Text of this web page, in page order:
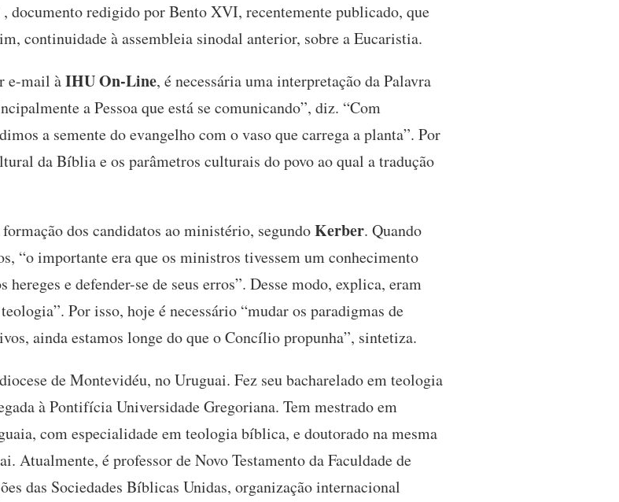
documento redigido por Bento XVI, recentemente publicado, que
continuidade à assembleia sinodal anterior, sobre a Eucaristia.
e-mail àIHU On-Line, é necessária uma interpretação da Palavra
a Pessoa que está se comunicando”, diz. “Com
a semente do evangelho com o vaso que carrega a planta”. Por
da Bíblia e os parâmetros culturais do povo ao qual a tradução
dos candidatos ao ministério, segundoKerber. Quando
“o importante era que os ministros tivessem um conhecimento
e defender-se de seus erros”. Desse modo, explica, eram
Por isso, hoje é necessário “mudar os paradigmas de
ainda estamos longe do que o Concílio propunha”, sintetiza.
de Montevidéu, no Uruguai. Fez seu bacharelado em teologia
à Pontifícia Universidade Gregoriana. Tem mestrado em
com especialidade em teologia bíblica, e doutorado na mesma
Atualmente, é professor de Novo Testamento da Faculdade de
das Sociedades Bíblicas Unidas, organização internacional